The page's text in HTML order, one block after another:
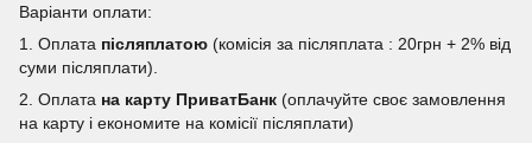
Варіанти оплати:
1. Оплата післяплатою (комісія за післяплата : 20грн + 2% від
суми післяплати).
2. Оплата на карту ПриватБанк (оплачуйте своє замовлення
на карту і економите на комісії післяплати)